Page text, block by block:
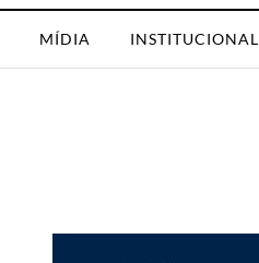
MÍDIA INSTITUCIONAL